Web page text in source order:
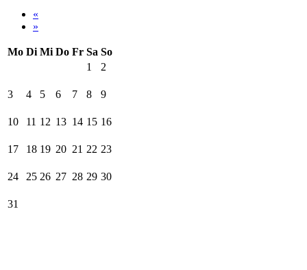
«
»
Mo Di Mi Do Fr Sa So
1
2
3 4 5 6 7 8 9
10 11 12 13 14 15 16
17 18 19 20 21 22 23
24 25 26 27 28 29 30
31